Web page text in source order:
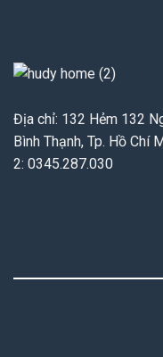
Địa chỉ: 132 Hẻm 132
Bình Thạnh, Tp. Hồ Chí
2: 0345.287.030